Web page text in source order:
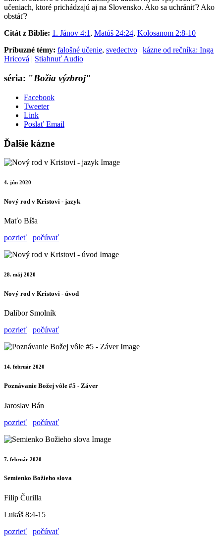
učeniach, ktoré prichádzajú aj na Slovensko. Ako sa uchrániť? Ako
obstáť?
Citát z Biblie: 1. Jánov 4:1 , Matúš 24:24, Kolosanom 2:8-10
Príbuzné témy: falošné učenie, svedectvo | kázne od rečníka: Inga
Hricová | Stiahnuť Audio
séria: "Božia výzbroj"
Facebook
Tweeter
Link
Poslať Email
Ďalšie kázne
4. jún 2020
Nový rod v Kristovi - jazyk
Maťo Bíša
pozrieť
počúvať
28. máj 2020
Nový rod v Kristovi - úvod
Dalibor Smolník
pozrieť
počúvať
14. február 2020
Poznávanie Božej vôle #5 - Záver
Jaroslav Bán
pozrieť
počúvať
7. február 2020
Semienko Božieho slova
Filip Čurilla
Lukáš 8:4-15
pozrieť
počúvať